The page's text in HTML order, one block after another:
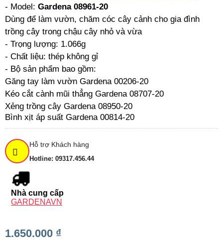
- Model: Gardena 08961-20
Dùng để làm vườn, chăm cóc cây cảnh cho gia đình
trồng cây trong chậu cây nhỏ và vừa
- Trọng lượng: 1.066g
- Chất liệu: thép không gỉ
- Bộ sản phẩm bao gồm:
Găng tay làm vườn Gardena 00206-20
Kéo cắt cành mũi thẳng Gardena 08707-20
Xẻng trồng cây Gardena 08950-20
Bình xịt áp suất Gardena 00814-20
Hỗ trợ Khách hàng
Hotline: 09317.456.44
Nhà cung cấp
GARDENAVN
1.650.000 ₫